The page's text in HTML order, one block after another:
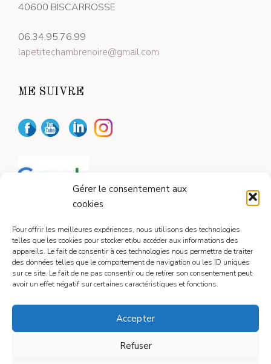
Gérer le consentement aux
cookies
Pour offrir les meilleures expériences, nous utilisons des technologies
telles que les cookies pour stocker et/ou accéder aux informations des
appareils. Le fait de consentir à ces technologies nous permettra de traiter
des données telles que le comportement de navigation ou les ID uniques
sur ce site. Le fait de ne pas consentir ou de retirer son consentement peut
avoir un effet négatif sur certaines caractéristiques et fonctions.
Accepter
Refuser
40600 BISCARROSSE
06.34.95.76.99
lapetitechambrenoire@gmail.com
ME SUIVRE
CONTACT